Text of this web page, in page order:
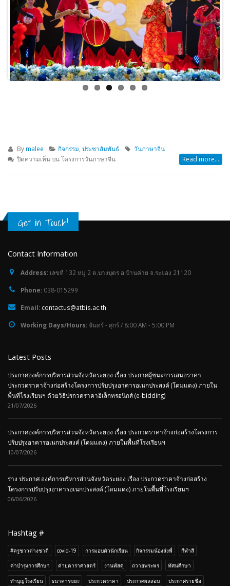
Previous Next
By malee กิจกรรม ,ประชาสัมพันธ์
วันภาษาจีน
ปิดความเห็นบน โครงการวันภาษาจีน Read more...
Get in Touch!
Contact Information
Address: เลขที่ 132 หมู่ 2 ต.บางบุตร อ.บ้านค่าย จ.ระยอง 21120
Phone: 038-015299
Email: contactus@atbis.ac.th
Working Days/Hours: จันทร์ - ศุกร์ / 8:00 AM - 5:00 PM
Latest Posts
ประกาศองค์การบริหารส่วนจังหวัดระยอง เรื่อง ประกาศผู้ชนะการเสนอราคา
ประกวดราคาจ้างก่อสร้างโครงการปรับปรุงอาคารอเนกประสงค์ (โดมแดง) ภายใน
พื้นที่โรงเรียนฯ ด้วยวิธีปรกวดราคาอิเล็กทรอนิกส์ (e-bidding)
21/07/2026
ประกาศองค์การบริหารส่วนจังหวัดระยอง เรื่อง ประกวดราคาจ้างก่อสร้างโครงการ
ปรับปรุงอาคารอเนกประสงค์ (โดมแดง) ภายในพื้นที่โรงเรียนฯ
10/07/2026
ร่าง ประกาศ องค์การบริหารส่วนจังหวัดระยอง เรื่อง ประกวดราคาจ้างก่อสร้าง
โครงการปรับปรุงอาคารอเนกประสงค์ (โดมแดง) ภายในพื้นที่โรงเรียนฯ
06/06/2026
Hashtag #
#ครูชาวต่างชาติ covid-19 การมอบตัวนักเรียน กิจกรรมน้องส่งพี่ กีฬาสี
ค่าบำรุงการศึกษา ค่ายดาราศาสตร์ งานพัสดุ ถวายพระพร ทัศนศึกษา
ทำบุญโรงเรียน ธนาคารขยะ ประกวดราคา ประกาศผลสอบ ประกาศรายชื่อ